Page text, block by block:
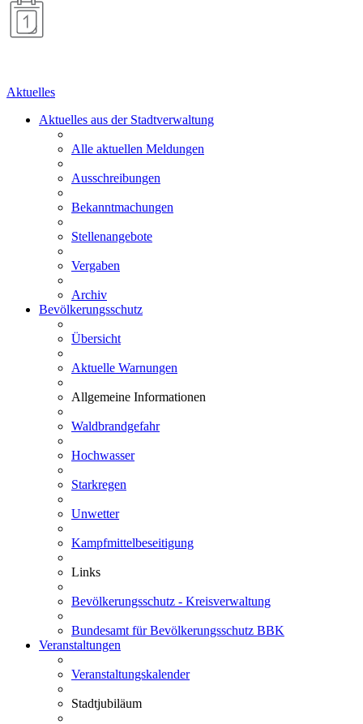
Aktuelles
Aktuelles aus der Stadtverwaltung
Alle aktuellen Meldungen
Ausschreibungen
Bekanntmachungen
Stellenangebote
Vergaben
Archiv
Bevölkerungsschutz
Übersicht
Aktuelle Warnungen
Allgemeine Informationen
Waldbrandgefahr
Hochwasser
Starkregen
Unwetter
Kampfmittelbeseitigung
Links
Bevölkerungsschutz - Kreisverwaltung
Bundesamt für Bevölkerungsschutz BBK
Veranstaltungen
Veranstaltungskalender
Stadtjubiläum